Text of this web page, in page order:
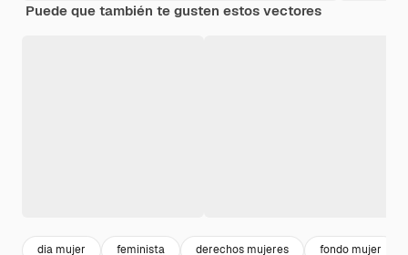
Puede que también te gusten estos vectores
dia mujer feminista derechos mujeres fondo mujer